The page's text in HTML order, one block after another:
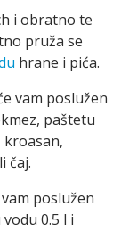
i obratno te
pruža se
hrane i pića.
vam poslužen
paštetu
kroasan,
čaj.
poslužen
0.5 l i